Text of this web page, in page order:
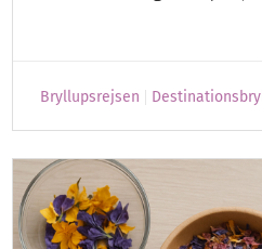
Bryllupsrejsen